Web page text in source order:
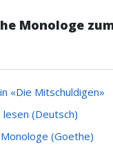
Monologe
«Die Mitschuldigen»
lesen (Deutsch)
(Goethe)